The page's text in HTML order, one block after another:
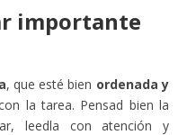
importante
, que esté bien ordenada y
la tarea. Pensad bien la
leedla con atención y